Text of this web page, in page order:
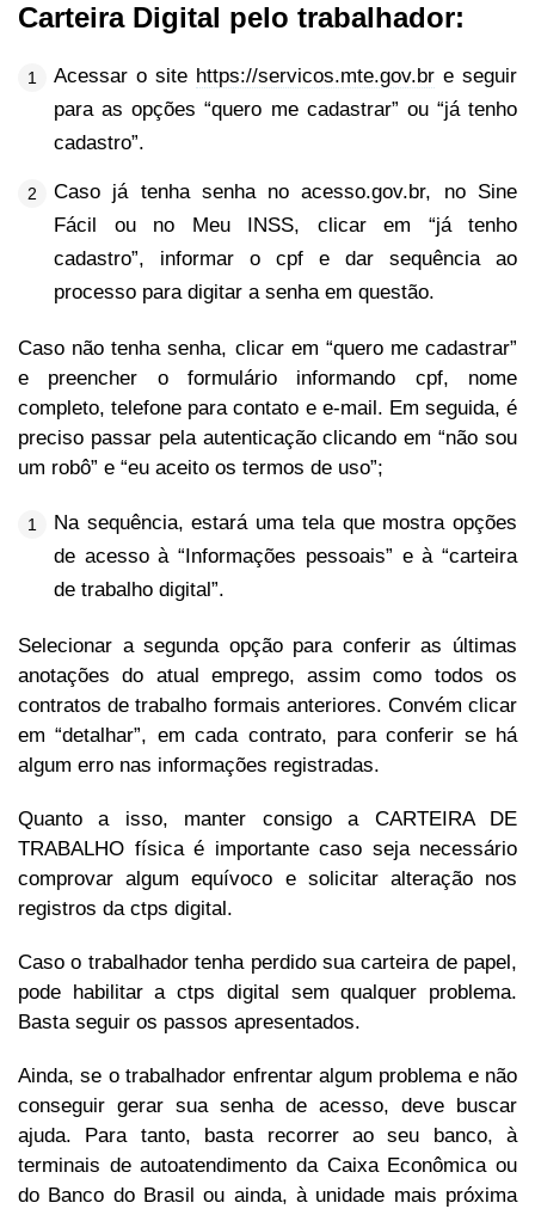
Carteira Digital pelo trabalhador:
Acessar o site https://servicos.mte.gov.br e seguir
para as opções “quero me cadastrar” ou “já tenho
cadastro”.
Caso já tenha senha no acesso.gov.br, no Sine
Fácil ou no Meu INSS, clicar em “já tenho
cadastro”, informar o cpf e dar sequência ao
processo para digitar a senha em questão.
Caso não tenha senha, clicar em “quero me cadastrar”
e preencher o formulário informando cpf, nome
completo, telefone para contato e e-mail. Em seguida, é
preciso passar pela autenticação clicando em “não sou
um robô” e “eu aceito os termos de uso”;
Na sequência, estará uma tela que mostra opções
de acesso à “Informações pessoais” e à “carteira
de trabalho digital”.
Selecionar a segunda opção para conferir as últimas
anotações do atual emprego, assim como todos os
contratos de trabalho formais anteriores. Convém clicar
em “detalhar”, em cada contrato, para conferir se há
algum erro nas informações registradas.
Quanto a isso, manter consigo a CARTEIRA DE
TRABALHO física é importante caso seja necessário
comprovar algum equívoco e solicitar alteração nos
registros da ctps digital.
Caso o trabalhador tenha perdido sua carteira de papel,
pode habilitar a ctps digital sem qualquer problema.
Basta seguir os passos apresentados.
Ainda, se o trabalhador enfrentar algum problema e não
conseguir gerar sua senha de acesso, deve buscar
ajuda. Para tanto, basta recorrer ao seu banco, à
terminais de autoatendimento da Caixa Econômica ou
do Banco do Brasil ou ainda, à unidade mais próxima